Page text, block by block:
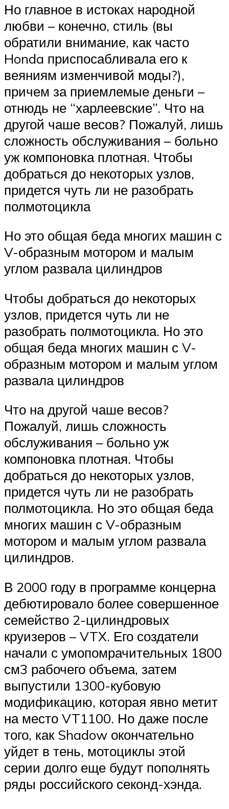
Но главное в истоках народной
любви – конечно, стиль (вы
обратили внимание, как часто
Honda приспосабливала его к
веяниям изменчивой моды?),
причем за приемлемые деньги –
отнюдь не “харлеевские”. Что на
другой чаше весов? Пожалуй, лишь
сложность обслуживания – больно
уж компоновка плотная. Чтобы
добраться до некоторых узлов,
придется чуть ли не разобрать
полмотоцикла
Но это общая беда многих машин с
V-образным мотором и малым
углом развала цилиндров
Чтобы добраться до некоторых
узлов, придется чуть ли не
разобрать полмотоцикла. Но это
общая беда многих машин с V-
образным мотором и малым углом
развала цилиндров
Что на другой чаше весов?
Пожалуй, лишь сложность
обслуживания – больно уж
компоновка плотная. Чтобы
добраться до некоторых узлов,
придется чуть ли не разобрать
полмотоцикла. Но это общая беда
многих машин с V-образным
мотором и малым углом развала
цилиндров.
В 2000 году в программе концерна
дебютировало более совершенное
семейство 2-цилиндровых
круизеров – VTX. Его создатели
начали с умопомрачительных 1800
см3 рабочего объема, затем
выпустили 1300-кубовую
модификацию, которая явно метит
на место VT1100. Но даже после
того, как Shadow окончательно
уйдет в тень, мотоциклы этой
серии долго еще будут пополнять
ряды российского секонд-хэнда.